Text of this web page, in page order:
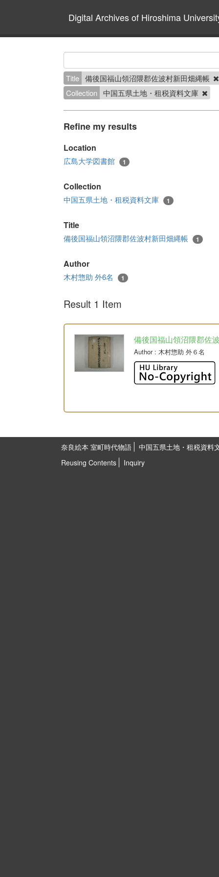
Digital Archives of Hiroshima
Title 備後国福山領沼隈郡佐波村新田畑縄帳
Collection 中国五県土地・租税資料文庫
Refine my results
Location
広島大学図書館 1
Collection
中国五県土地・租税資料文庫 1
Title
備後国福山領沼隈郡佐波村新田畑縄帳 1
Author
木村惣助 外6名 1
Result 1 Item
備後国福山領沼隈郡佐
Author: 木村惣助 外６名
奈良絵本 室町時代物語
中国五県土地・租税資料
Reusing Contents
Inquiry